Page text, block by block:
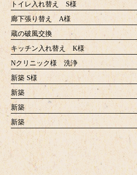
トイレ入れ替え S様
廊下張り替え A様
蔵の破風交換
キッチン入れ替え K様
Nクリニック様 洗浄
新築 S様
新築
新築
新築